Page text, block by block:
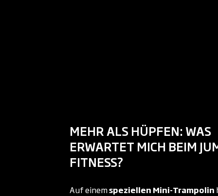
MEHR ALS HÜPFEN: WAS
ERWARTET MICH BEIM
FITNESS?
Auf einemspeziellen Mini-Trampolin